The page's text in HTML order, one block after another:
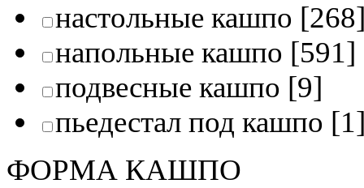
настольные кашпо
напольные кашпо [591]
подвесные кашпо [9]
пьедестал под кашпо
ФОРМА КАШПО